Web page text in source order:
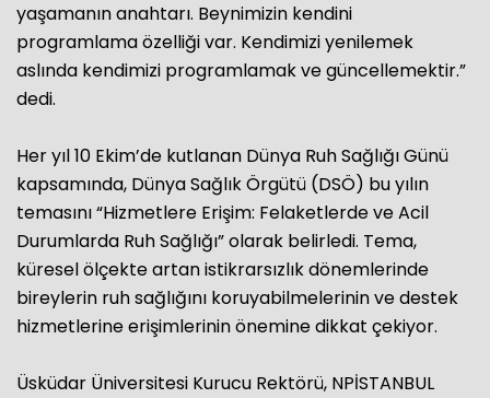
yaşamanın anahtarı. Beynimizin kendini
programlama özelliği var. Kendimizi yenilemek
aslında kendimizi programlamak ve güncellemektir.”
dedi.
Her yıl 10 Ekim’de kutlanan Dünya Ruh Sağlığı Günü
kapsamında, Dünya Sağlık Örgütü (DSÖ) bu yılın
temasını “Hizmetlere Erişim: Felaketlerde ve Acil
Durumlarda Ruh Sağlığı” olarak belirledi. Tema,
küresel ölçekte artan istikrarsızlık dönemlerinde
bireylerin ruh sağlığını koruyabilmelerinin ve destek
hizmetlerine erişimlerinin önemine dikkat çekiyor.
Üsküdar Üniversitesi Kurucu Rektörü, NPİSTANBUL